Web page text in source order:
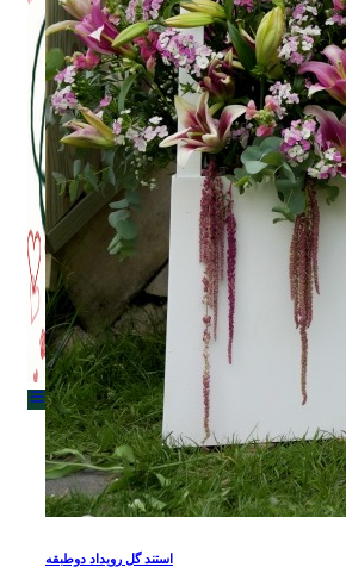
Menu
Menu
استند گل رویداد دوطبقه